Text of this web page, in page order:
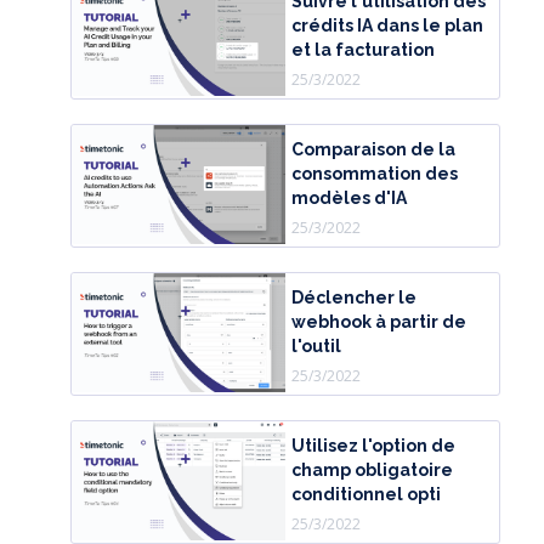
crédits IA dans le plan
et la facturation
25/3/2022
Comparaison de la
consommation des
modèles d'IA
25/3/2022
Déclencher le
webhook à partir de
l'outil
25/3/2022
Utilisez l'option de
champ obligatoire
conditionnel opti
25/3/2022